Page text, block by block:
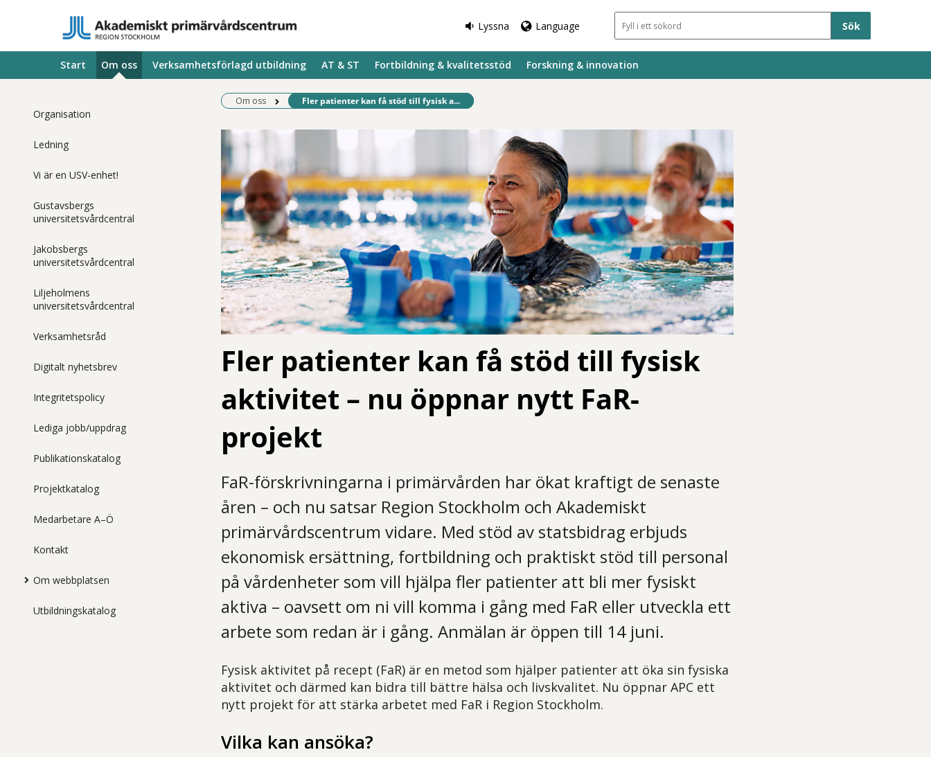
Lyssna Language Sökfält
Start Om oss Verksamhetsförlagd utbildning AT & ST Fortbildning & kvalitetsstöd Forskning & innovation
Organisation
Ledning
Vi är en USV-enhet!
Gustavsbergs
universitetsvårdcentral
Jakobsbergs
universitetsvårdcentral
Liljeholmens
universitetsvårdcentral
Verksamhetsråd
Digitalt nyhetsbrev
Integritetspolicy
Lediga jobb/uppdrag
Publikationskatalog
Projektkatalog
Medarbetare A–Ö
Kontakt
Om webbplatsen
Utbildningskatalog
Om oss Befintlig sida:
Fler patienter kan få stöd till fysisk a...
Fler patienter kan få stöd till fysisk
aktivitet – nu öppnar nytt FaR-
projekt
FaR-förskrivningarna i primärvården har ökat kraftigt de senaste
åren – och nu satsar Region Stockholm och Akademiskt
primärvårdscentrum vidare. Med stöd av statsbidrag erbjuds
ekonomisk ersättning, fortbildning och praktiskt stöd till personal
på vårdenheter som vill hjälpa fler patienter att bli mer fysiskt
aktiva – oavsett om ni vill komma i gång med FaR eller utveckla ett
arbete som redan är i gång. Anmälan är öppen till 14 juni.
Fysisk aktivitet på recept (FaR) är en metod som hjälper patienter att öka sin fysiska
aktivitet och därmed kan bidra till bättre hälsa och livskvalitet. Nu öppnar APC ett
nytt projekt för att stärka arbetet med FaR i Region Stockholm.
Vilka kan ansöka?